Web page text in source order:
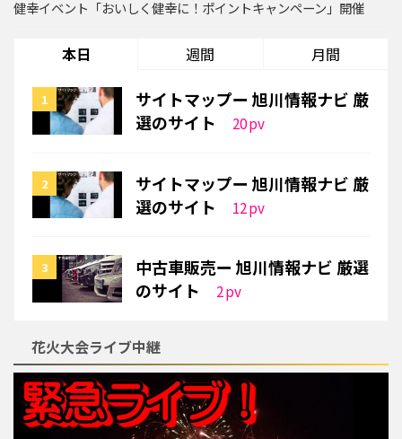
健幸イベント「おいしく健幸に！ポイントキャンペーン」開催
本日 週間 月間
サイトマップー 旭川情報ナビ 厳
選のサイト
20pv
サイトマップー 旭川情報ナビ 厳
選のサイト
12pv
中古車販売ー 旭川情報ナビ 厳選
のサイト
2pv
花火大会ライブ中継